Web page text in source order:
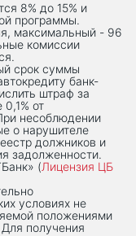
8% до 15% и
программы.
максимальный - 96
комиссии
срок суммы
банк-
штраф за
от
несоблюдении
о нарушителе
должников и
задолженности.
(Лицензия ЦБ
условиях не
положениями
получения